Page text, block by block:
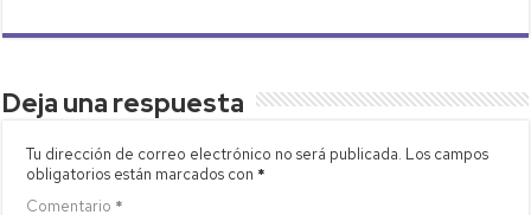
Deja una respuesta
Tu dirección de correo electrónico no será publicada. Los campos
obligatorios están marcados con *
Comentario *